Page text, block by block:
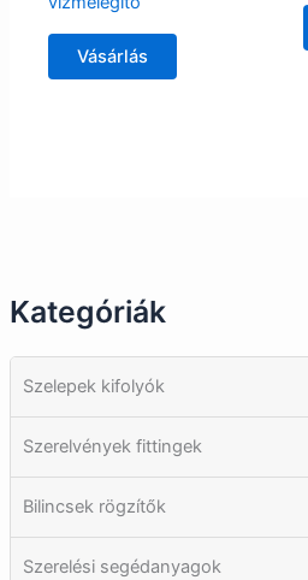
Kategóriák
Szelepek kifolyók
Szerelvények fittingek
Bilincsek rögzítők
Szerelési segédanyagok
Vásárlás